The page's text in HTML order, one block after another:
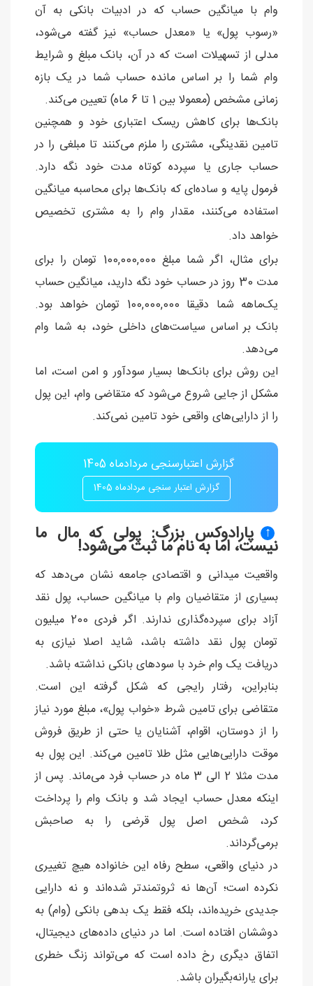
وام با میانگین حساب که در ادبیات بانکی به آن
«رسوب پول» یا «معدل حساب» نیز گفته می‌شود،
مدلی از تسهیلات است که در آن، بانک مبلغ و شرایط
وام شما را بر اساس مانده حساب شما در یک بازه
زمانی مشخص (معمولا بین 1 تا 6 ماه) تعیین می‌کند.
بانک‌ها برای کاهش ریسک اعتباری خود و همچنین
تامین نقدینگی، مشتری را ملزم می‌کنند تا مبلغی را در
حساب جاری یا سپرده کوتاه مدت خود نگه دارد.
فرمول پایه و ساده‌ای که بانک‌ها برای محاسبه میانگین
استفاده می‌کنند، مقدار وام را به مشتری تخصیص
خواهد داد.
برای مثال، اگر شما مبلغ 100,000,000 تومان را برای
مدت 30 روز در حساب خود نگه دارید، میانگین حساب
یک‌ماهه شما دقیقا 100,000,000 تومان خواهد بود.
بانک بر اساس سیاست‌های داخلی خود، به شما وام
می‌دهد.
این روش برای بانک‌ها بسیار سودآور و امن است، اما
مشکل از جایی شروع می‌شود که متقاضی وام، این پول
را از دارایی‌های واقعی خود تامین نمی‌کند.
گزارش اعتبارسنجی مردادماه 1405
گزارش اعتبار سنجی مردادماه 1405
↑ پارادوکس بزرگ: پولی که مال ما
نیست، اما به نام ما ثبت می‌شود!
واقعیت میدانی و اقتصادی جامعه نشان می‌دهد که
بسیاری از متقاضیان وام با میانگین حساب، پول نقد
آزاد برای سپرده‌گذاری ندارند. اگر فردی 200 میلیون
تومان پول نقد داشته باشد، شاید اصلا نیازی به
دریافت یک وام خرد با سودهای بانکی نداشته باشد.
بنابراین، رفتار رایجی که شکل گرفته این است.
متقاضی برای تامین شرط «خواب پول»، مبلغ مورد نیاز
را از دوستان، اقوام، آشنایان یا حتی از طریق فروش
موقت دارایی‌هایی مثل طلا تامین می‌کند. این پول به
مدت مثلا 2 الی 3 ماه در حساب فرد می‌ماند. پس از
اینکه معدل حساب ایجاد شد و بانک وام را پرداخت
کرد، شخص اصل پول قرضی را به صاحبش
برمی‌گرداند.
در دنیای واقعی، سطح رفاه این خانواده هیچ تغییری
نکرده است؛ آن‌ها نه ثروتمندتر شده‌اند و نه دارایی
جدیدی خریده‌اند، بلکه فقط یک بدهی بانکی (وام) به
دوششان افتاده است. اما در دنیای داده‌های دیجیتال،
اتفاق دیگری رخ داده است که می‌تواند زنگ خطری
برای یارانه‌بگیران باشد.